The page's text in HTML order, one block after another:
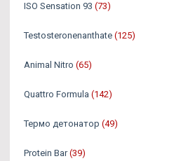
ISO Sensation 93 (73)
Testosteronenanthate (125)
Animal Nitro (65)
Quattro Formula (142)
Термо детонатор (49)
Protein Bar (39)